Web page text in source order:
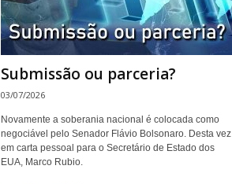
Submissão ou parceria?
03/07/2026
Novamente a soberania nacional é colocada como
negociável pelo Senador Flávio Bolsonaro. Desta vez
em carta pessoal para o Secretário de Estado dos
EUA, Marco Rubio.